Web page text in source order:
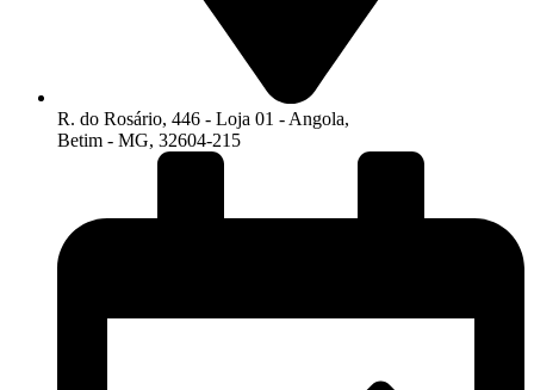
R. do Rosário, 446 - Loja 01 - Angola,
Betim - MG, 32604-215